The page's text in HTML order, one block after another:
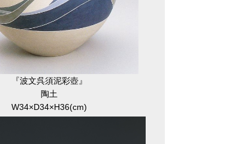
『波文呉須泥彩壺』
陶土
W34×D34×H36(cm)